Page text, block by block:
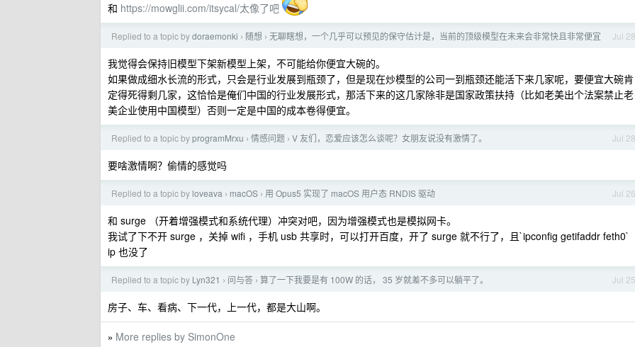
和 https://mowglii.com/itsycal/太像了吧
Jul 28
Replied to a topic bydoraemonki › 随想 › 无聊瞎想，一个几乎可以预见的保守估计是，当前的顶级模型在未来会非常快且非常便宜
我觉得会保持旧模型下架新模型上架，不可能给你便宜大碗的。
如果做成细水长流的形式，只会是行业发展到瓶颈了，但是现在炒模型的公司一到瓶颈还能活下来几家呢，要便宜大碗肯
定得死得剩几家，这恰恰是俺们中国的行业发展形式，那活下来的这几家除非是国家政策扶持（比如老美出个法案禁止老
美企业使用中国模型）否则一定是中国的成本卷得便宜。
Jul 28
Replied to a topic byprogramMrxu › 情感问题 › V 友们，恋爱应该怎么谈呢？女朋友说没有激情了。
要啥激情啊？偷情的感觉吗
Jul 26
Replied to a topic by loveava › macOS › 用 Opus5 实现了 macOS 用户态 RNDIS 驱动
和 surge （开着增强模式和系统代理）冲突对吧，因为增强模式也是模拟网卡。
我试了下不开 surge ，关掉 wifi ，手机 usb 共享时，可以打开百度，开了 surge 就不行了，且`ipconfig getifaddr feth0`
ip 也没了
Jul 25
Replied to a topic by Lyn321 › 问与答 › 算了一下我要是有 100W 的话， 35 岁就差不多可以躺平了。
房子、车、看病、下一代，上一代，都是大山啊。
» More replies by SimonOne